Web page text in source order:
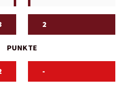
2
PUNKTE
-